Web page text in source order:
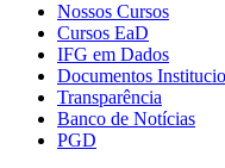
Nossos Cursos
Cursos EaD
IFG em Dados
Documentos
Transparência
Banco de Notícias
PGD